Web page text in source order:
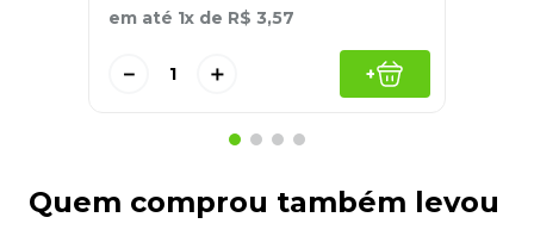
em até 1x de R$ 3,57
＋
－ +
Quem comprou também levou